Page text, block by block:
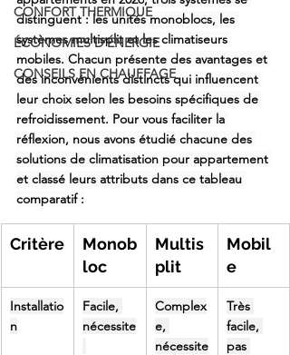
CONFORT THERMIQUE
ÉCONOMIES D'ÉNERGIE
CONSEILS EN CHAUFFAGE
distinguent : les unités monoblocs, les
systèmes multisplit et les climatiseurs
mobiles. Chacun présente des avantages et
des inconvénients distincts qui influencent
leur choix selon les besoins spécifiques de
refroidissement. Pour vous faciliter la
réflexion, nous avons étudié chacune des
solutions de climatisation pour appartement
et classé leurs attributs dans ce tableau
comparatif :
Critère
Monob
loc
Multis
plit
Mobil
e
Installatio
n
Facile,
nécessite
Complex
e,
nécessite
Très
facile,
pas